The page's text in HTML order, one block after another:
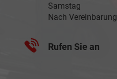
Samstag
Nach Vereinbarung
Rufen Sie an